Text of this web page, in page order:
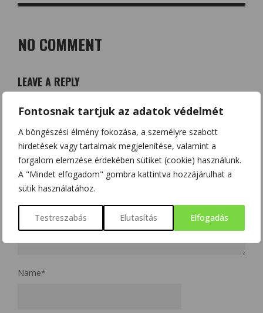
Fontosnak tartjuk az adatok védelmét
A böngészési élmény fokozása, a személyre szabott
hirdetések vagy tartalmak megjelenítése, valamint a
forgalom elemzése érdekében sütiket (cookie) használunk.
A "Mindet elfogadom" gombra kattintva hozzájárulhat a
sütik használatához.
Testreszabás Elutasítás Elfogadás
NO COMMENT
LEAVE A REPLY
karakterrel jelöltük
Name*